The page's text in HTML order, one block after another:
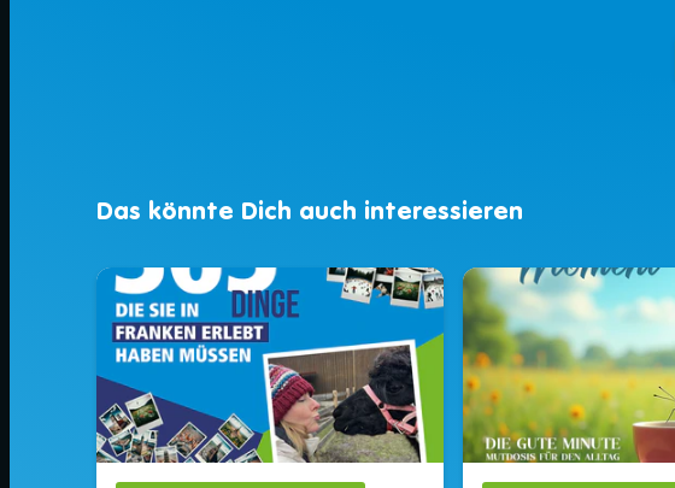
Das könnte Dich auch interessieren